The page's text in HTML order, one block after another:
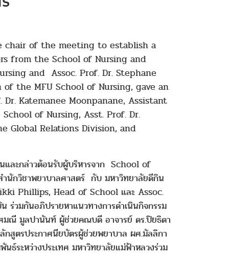
chair of the meeting to establish a
from the School of Nursing and
and Assoc. Prof. Dr. Stephane
the MFU School of Nursing, gave an
Katemanee Moonpanane, Assistant
of Nursing, Asst. Prof. Dr.
Global Relations Division, and
และกล่าวต้อนรับผู้บริหารจาก School of
นักวิชาพยาบาลศาสตร์ กับ มหาวิทยาลัยดีกิน
Phillips, Head of School และ Assoc.
วมกันอภิปรายหาแนวทางการดำเนินกิจกรรม
ศมณี มูลปานันท์ ผู้ช่วยคณบดี อาจารย์ ดร.ปิยธิดา
กสูตรประกาศนียบัตรผู้ช่วยพยาบาล ผศ.มัลลิกา
ระหว่างประเทศ มหาวิทยาลัยแม่ฟ้าหลวงร่วม